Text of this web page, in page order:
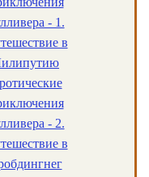
- 1.
в
- 2.
в